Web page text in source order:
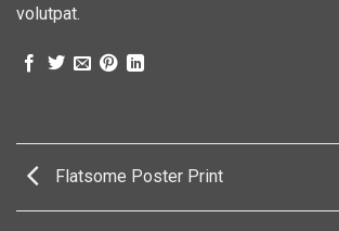
volutpat.
Flatsome Poster Print